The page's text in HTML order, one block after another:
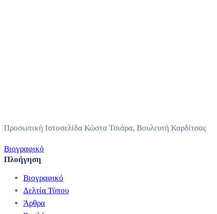
Προσωπική Ιστοσελίδα Κώστα Τσιάρα, Βουλευτή Καρδίτσας
Βιογραφικό
Πλοήγηση
Βιογραφικό
Δελτία Τύπου
Άρθρα